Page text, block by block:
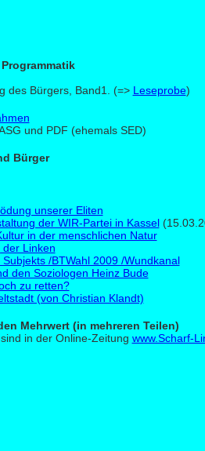
des Bürgers, Band1. (=> Leseprobe)
und PDF (ehemals SED)
Bürger
unserer Eliten
der WIR-Partei in Kassel
in der menschlichen Natur
Linken
/BTWahl 2009 /Wundkanal
den Soziologen Heinz Bude
zu retten?
(von Christian Klandt)
Mehrwert (in mehreren Teilen)
in der Online-Zeitung www.Scharf-